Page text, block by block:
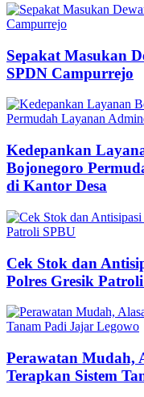
Sepakat Masukan
SPDN Campurrejo
Kedepankan
Bojonegoro
di Kantor Desa
Cek Stok dan
Polres Gresik
Perawatan Mudah,
Terapkan Sistem